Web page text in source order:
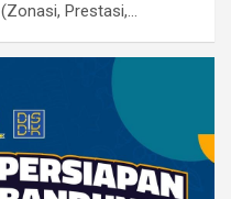
Prestasi,…